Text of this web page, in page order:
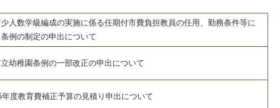
少人数学級編成の実施に係る任期付市費負担教員の任用、勤務条件等に
例の制定の申出について
幼稚園条例の一部改正の申出について
度教育費補正予算の見積り申出について